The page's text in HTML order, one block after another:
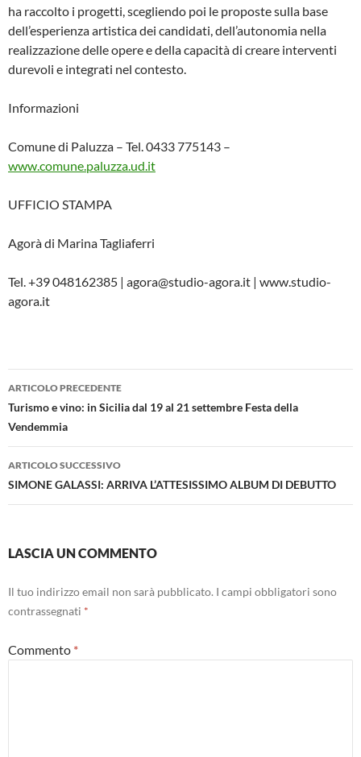
ha raccolto i progetti, scegliendo poi le proposte sulla base
dell’esperienza artistica dei candidati, dell’autonomia nella
realizzazione delle opere e della capacità di creare interventi
durevoli e integrati nel contesto.
Informazioni
Comune di Paluzza – Tel. 0433 775143 –
www.comune.paluzza.ud.it
UFFICIO STAMPA
Agorà di Marina Tagliaferri
Tel. +39 048162385 | agora@studio-agora.it | www.studio-
agora.it
Navigazione
articolo
ARTICOLO PRECEDENTE
Turismo e vino: in Sicilia dal 19 al 21 settembre Festa della
Vendemmia
ARTICOLO SUCCESSIVO
SIMONE GALASSI: ARRIVA L’ATTESISSIMO ALBUM DI DEBUTTO
LASCIA UN COMMENTO
Il tuo indirizzo email non sarà pubblicato. I campi obbligatori sono
contrassegnati *
Commento *